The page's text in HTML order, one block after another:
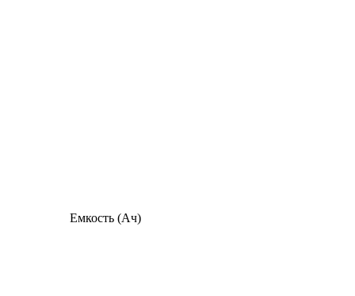
Емкость (Ач)